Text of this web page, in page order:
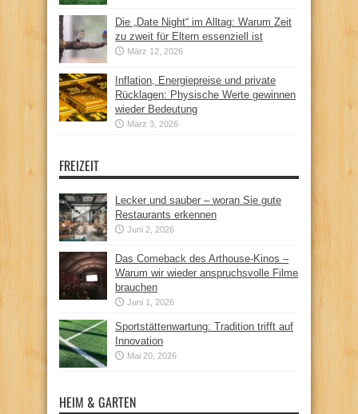
Die „Date Night“ im Alltag: Warum Zeit
zu zweit für Eltern essenziell ist
März 12, 2026
Inflation, Energiepreise und private
Rücklagen: Physische Werte gewinnen
wieder Bedeutung
März 3, 2026
FREIZEIT
Lecker und sauber – woran Sie gute
Restaurants erkennen
Juni 2, 2026
Das Comeback des Arthouse-Kinos –
Warum wir wieder anspruchsvolle Filme
brauchen
Juni 1, 2026
Sportstättenwartung: Tradition trifft auf
Innovation
Mai 20, 2026
HEIM & GARTEN